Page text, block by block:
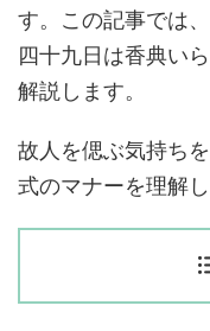
す。この記事では
四十九日は香典い
解説します。
故人を偲ぶ気持ち
式のマナーを理解し